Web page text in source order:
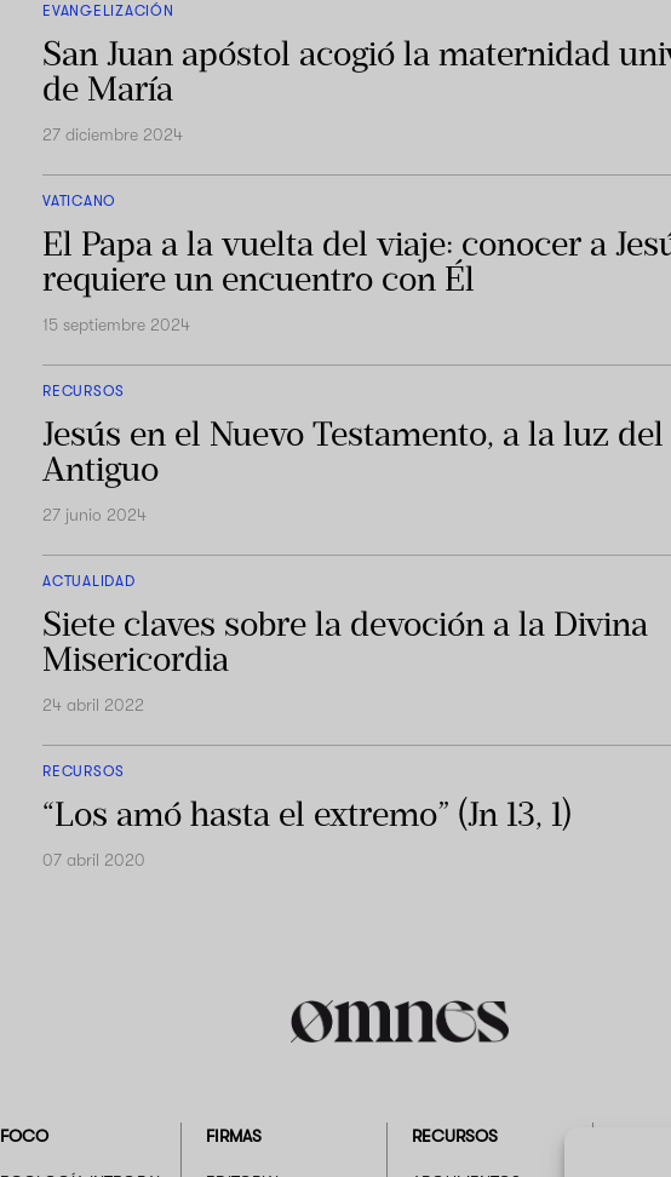
EVANGELIZACIÓN
San Juan apóstol acogió la maternidad
de María
27 diciembre 2024
VATICANO
El Papa a la vuelta del viaje: conocer a
requiere un encuentro con Él
15 septiembre 2024
RECURSOS
Jesús en el Nuevo Testamento, a la luz del
Antiguo
27 junio 2024
ACTUALIDAD
Siete claves sobre la devoción a la Divina
Misericordia
24 abril 2022
RECURSOS
“Los amó hasta el extremo” (Jn 13, 1)
07 abril 2020
FOCO FIRMAS RECURSOS